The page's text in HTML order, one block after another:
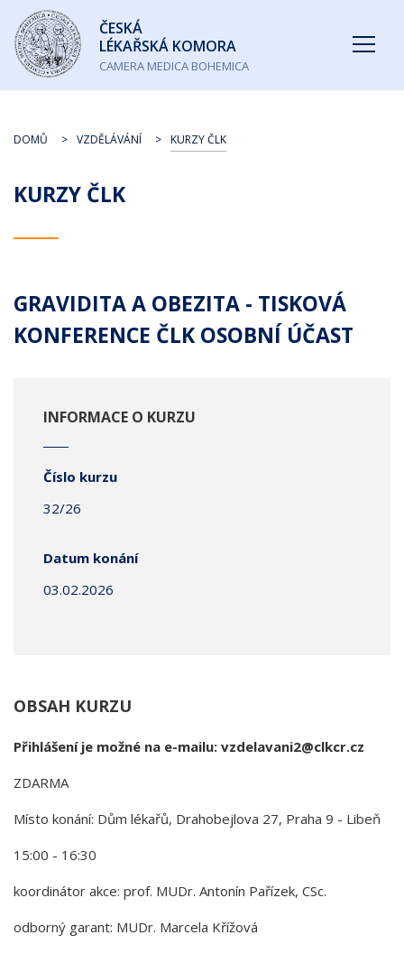
Česká
lékařská
komora
ČESKÁ
LÉKAŘSKÁ KOMORA
CAMERA MEDICA BOHEMICA
KURZY ČLK
DOMŮ VZDĚLÁVÁNÍ KURZY ČLK
GRAVIDITA A OBEZITA - TISKOVÁ
KONFERENCE ČLK OSOBNÍ ÚČAST
INFORMACE O KURZU
Číslo kurzu
32/26
Datum konání
03.02.2026
OBSAH KURZU
Přihlášení je možné na e-mailu: vzdelavani2@clkcr.cz
ZDARMA
Místo konání: Dům lékařů, Drahobejlova 27, Praha 9 - Libeň
15:00 - 16:30
koordinátor akce: prof. MUDr. Antonín Pařízek, CSc.
odborný garant: MUDr. Marcela Křížová